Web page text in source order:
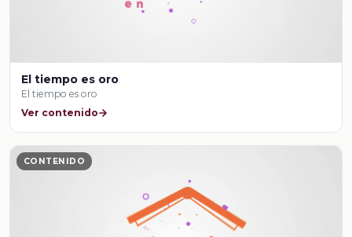
El tiempo es oro
El tiempo es oro
Ver contenido
CONTENIDO